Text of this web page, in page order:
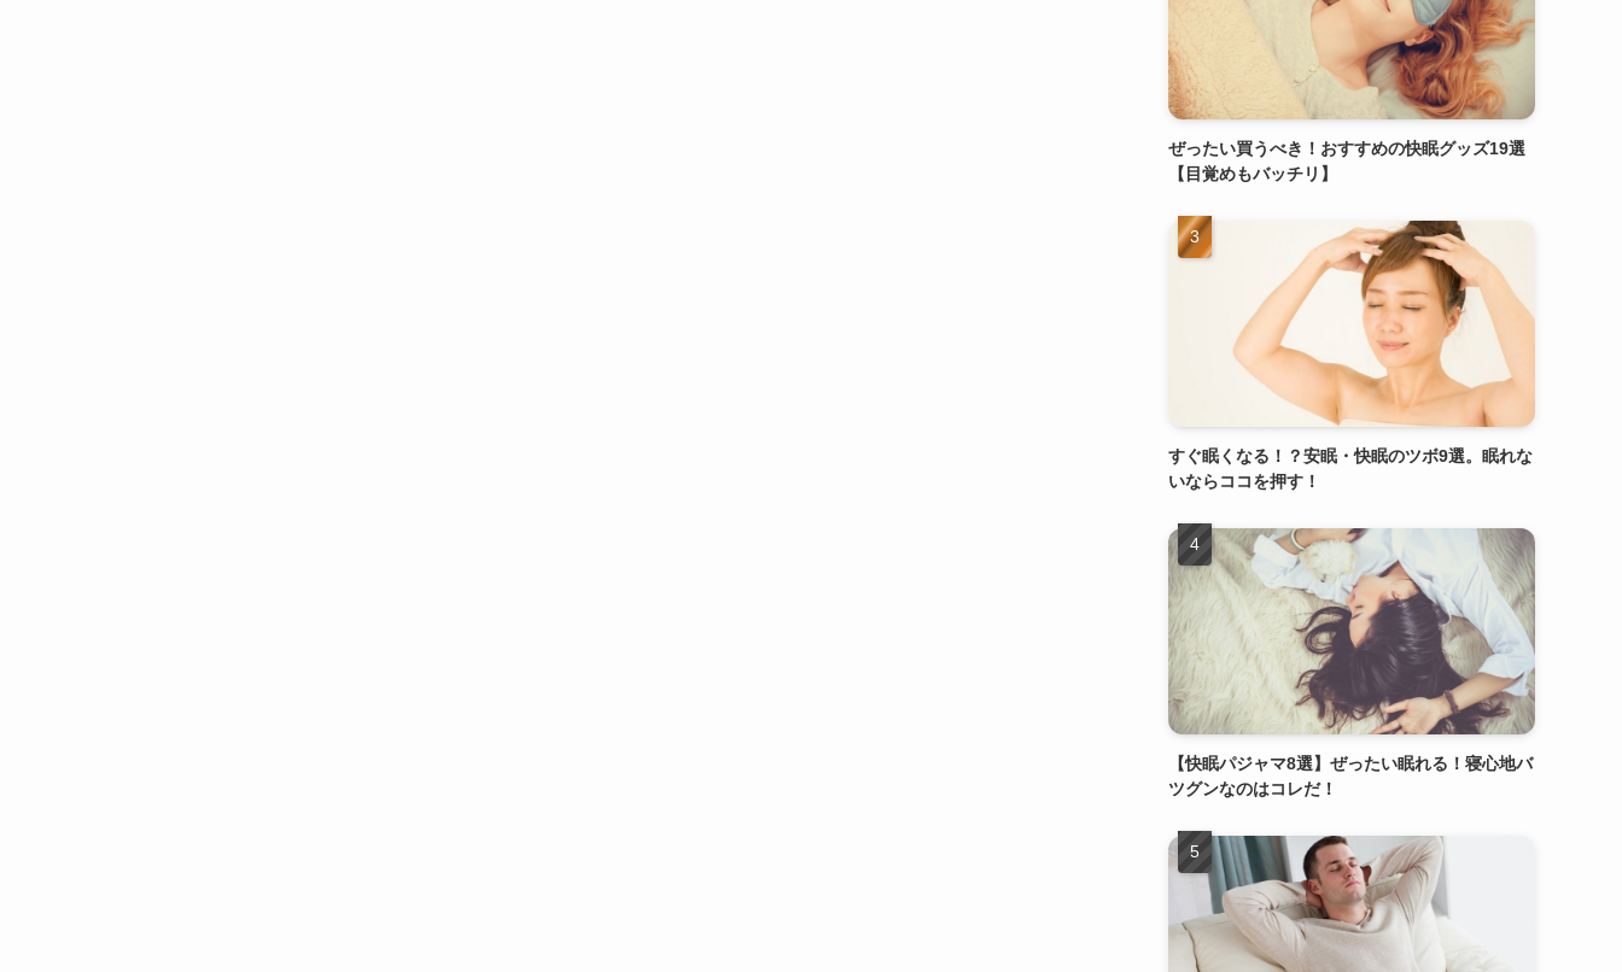
ぜったい買うべき！おすすめの快眠グッズ19選
【目覚めもバッチリ】
すぐ眠くなる！？安眠・快眠のツボ9選。眠れな
いならココを押す！
【快眠パジャマ8選】ぜったい眠れる！寝心地バ
ツグンなのはコレだ！